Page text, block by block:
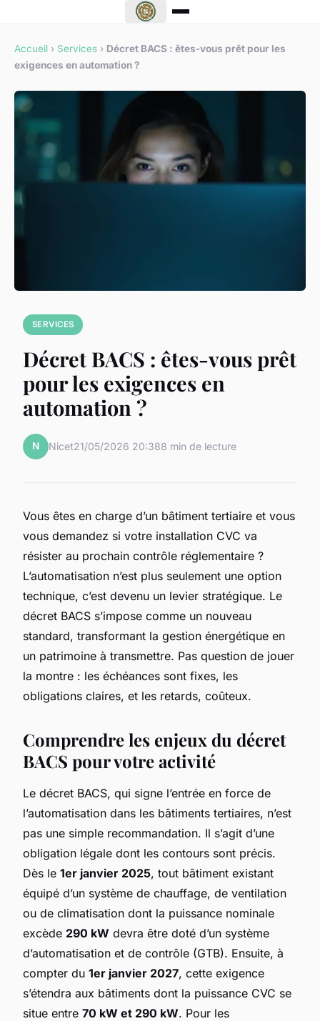
Accueil › Services › Décret BACS : êtes-vous prêt pour les
exigences en automation ?
SERVICES
Décret BACS : êtes-vous prêt
pour les exigences en
automation ?
N Nicet21/05/2026 20:388 min de lecture
Vous êtes en charge d’un bâtiment tertiaire et vous
vous demandez si votre installation CVC va
résister au prochain contrôle réglementaire ?
L’automatisation n’est plus seulement une option
technique, c’est devenu un levier stratégique. Le
décret BACS s’impose comme un nouveau
standard, transformant la gestion énergétique en
un patrimoine à transmettre. Pas question de jouer
la montre : les échéances sont fixes, les
obligations claires, et les retards, coûteux.
Comprendre les enjeux du décret
BACS pour votre activité
Le décret BACS, qui signe l’entrée en force de
l’automatisation dans les bâtiments tertiaires, n’est
pas une simple recommandation. Il s’agit d’une
obligation légale dont les contours sont précis.
Dès le 1er janvier 2025, tout bâtiment existant
équipé d’un système de chauffage, de ventilation
ou de climatisation dont la puissance nominale
excède 290 kW devra être doté d’un système
d’automatisation et de contrôle (GTB). Ensuite, à
compter du 1er janvier 2027, cette exigence
s’étendra aux bâtiments dont la puissance CVC se
situe entre 70 kW et 290 kW. Pour les